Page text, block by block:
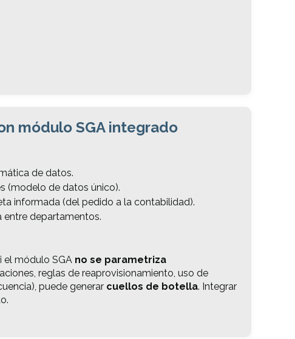
módulo SGA integrado
de datos.
(modelo de datos único).
informada (del pedido a la contabilidad).
entre departamentos.
el módulo SGA no se parametriza
reglas de reaprovisionamiento, uso de
puede generar cuellos de botella. Integrar